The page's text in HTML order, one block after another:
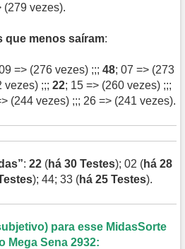
(279 vezes).
que menos saíram:
=> (276 vezes) ;;; 48; 07 => (273
vezes) ;;; 22; 15 => (260 vezes) ;;;
(244 vezes) ;;; 26 => (241 vezes).
: 22 (há 30 Testes); 02 (há 28
); 44; 33 (há 25 Testes).
para esse MidasSorte
Mega Sena 2932: